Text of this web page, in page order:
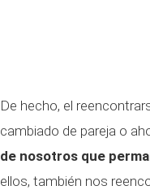
De hecho, el
cambiado de pareja o
de nosotros que
ellos, también nos